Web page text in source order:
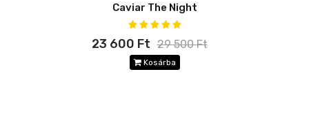
Caviar The Night
23 600 Ft 29 500 Ft
Kosárba